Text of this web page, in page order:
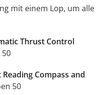
mit einem Lop, um alle
Thrust Control
Compass and
50